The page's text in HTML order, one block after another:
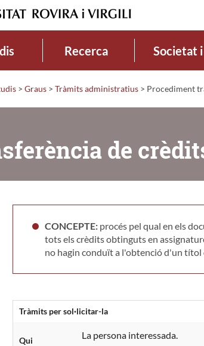
Recerca Societat
> Graus > Tràmits administratius > Procediment
de
CONCEPTE: procés pel qual en els
tots els crèdits obtinguts en
no hagin conduït a l'obtenció d'un títol
Tràmits per sol·licitar-la
Qui La persona interessada.